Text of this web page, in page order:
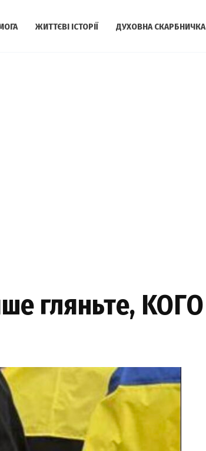
ЖИТТЄВІ ІСТОРІЇ ДУХОВНА СКАРБНИЧКА
гляньтe, KOГO